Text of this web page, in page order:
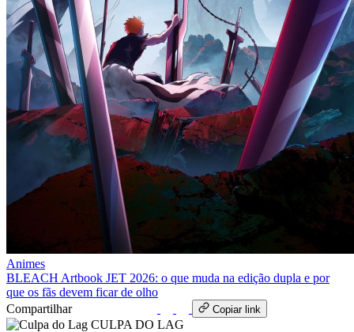
Animes
BLEACH Artbook JET 2026: o que muda na edição dupla e por
que os fãs devem ficar de olho
Compartilhar
Copiar link
CULPA DO LAG